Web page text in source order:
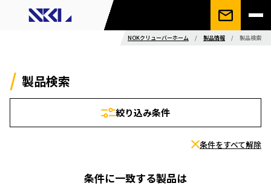
NOKクリューバーホーム / 製品情報 / 製品検索
製品検索
絞り込み条件
条件をすべて解除
条件に一致する製品は